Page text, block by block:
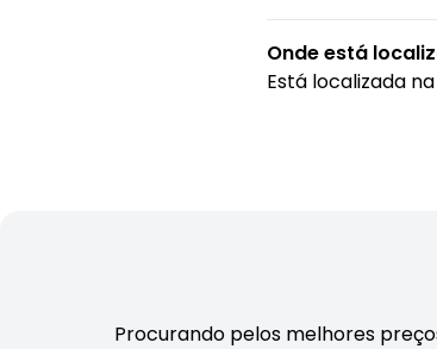
Onde está
Está localizada na
Procurando pelos melhores